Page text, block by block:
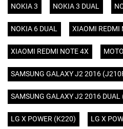
NOKIA 3 NOKIA 3 DUAL
NOKIA 6 DUAL XIAOMI REDMI
XIAOMI REDMI NOTE 4X
SAMSUNG GALAXY J2 2016
SAMSUNG GALAXY J2 2016
LG X POWER (K220) LG X